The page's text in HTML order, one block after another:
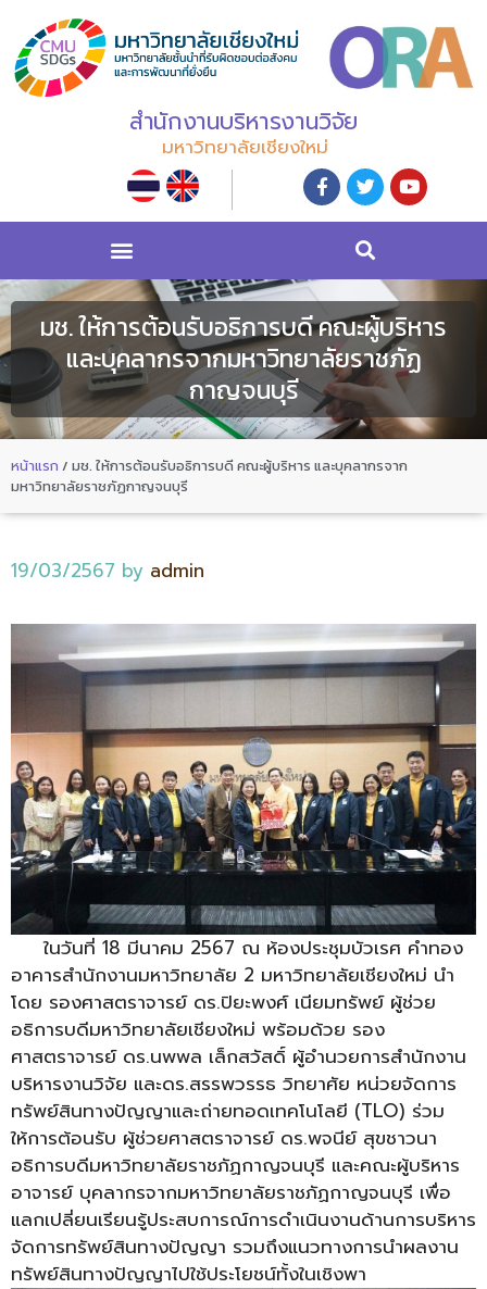
สำนักงานบริหารงานวิจัย
มหาวิทยาลัยเชียงใหม่
มช. ให้การต้อนรับอธิการบดี คณะผู้บริหาร
และบุคลากรจากมหาวิทยาลัยราชภัฏ
กาญจนบุรี
หน้าแรก / มช. ให้การต้อนรับอธิการบดี คณะผู้บริหาร และบุคลากรจาก
มหาวิทยาลัยราชภัฏกาญจนบุรี
19/03/2567 by admin
ในวันที่ 18 มีนาคม 2567 ณ ห้องประชุมบัวเรศ คำทอง
อาคารสำนักงานมหาวิทยาลัย 2 มหาวิทยาลัยเชียงใหม่ นำ
โดย รองศาสตราจารย์ ดร.ปิยะพงศ์ เนียมทรัพย์ ผู้ช่วย
อธิการบดีมหาวิทยาลัยเชียงใหม่ พร้อมด้วย รอง
ศาสตราจารย์ ดร.นพพล เล็กสวัสดิ์ ผู้อำนวยการสำนักงาน
บริหารงานวิจัย และดร.สรรพวรรธ วิทยาศัย หน่วยจัดการ
ทรัพย์สินทางปัญญาและถ่ายทอดเทคโนโลยี (TLO) ร่วม
ให้การต้อนรับ ผู้ช่วยศาสตราจารย์ ดร.พจนีย์ สุขชาวนา
อธิการบดีมหาวิทยาลัยราชภัฏกาญจนบุรี และคณะผู้บริหาร
อาจารย์ บุคลากรจากมหาวิทยาลัยราชภัฏกาญจนบุรี เพื่อ
แลกเปลี่ยนเรียนรู้ประสบการณ์การดำเนินงานด้านการบริหาร
จัดการทรัพย์สินทางปัญญา รวมถึงแนวทางการนำผลงาน
ทรัพย์สินทางปัญญาไปใช้ประโยชน์ทั้งในเชิงพา